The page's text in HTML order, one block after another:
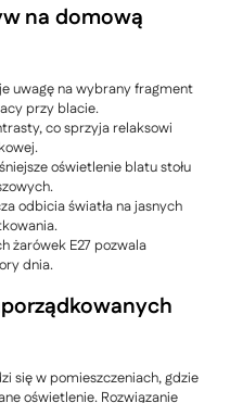
na domową
uwagę na wybrany fragment
przy blacie.
co sprzyja relaksowi
oświetlenie blatu stołu
odbicia światła na jasnych
żarówek E27 pozwala
dnia.
się w pomieszczeniach, gdzie
oświetlenie. Rozwiązanie